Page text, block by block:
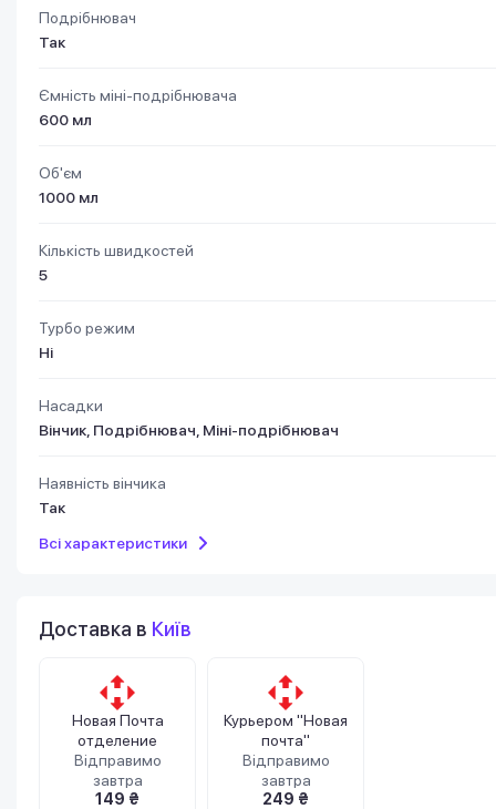
Подрібнювач
Так
Ємність міні-подрібнювача
600 мл
Об'єм
1000 мл
Кількість швидкостей
5
Турбо режим
Ні
Насадки
Вінчик, Подрібнювач, Міні-подрібнювач
Наявність вінчика
Так
Всі характеристики
Доставка в Київ
Новая Почта
отделение
Відправимо
завтра
149 ₴
Курьером "Новая
почта"
Відправимо
завтра
249 ₴